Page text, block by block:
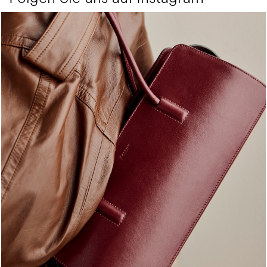
Classy, sassy, trendy - the new Pollini Lady Bag is ...